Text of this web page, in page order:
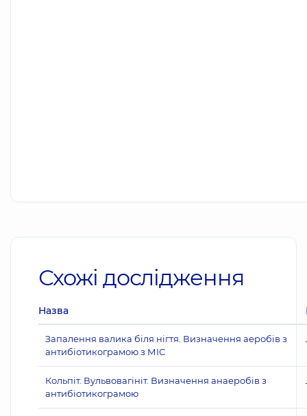
Схожі дослідження
Назва
Запалення валика біля нігтя. Визначення аеробів з
антибіотикограмою з МІС
Кольпіт. Вульвовагініт. Визначення анаеробів з
антибіотикограмою